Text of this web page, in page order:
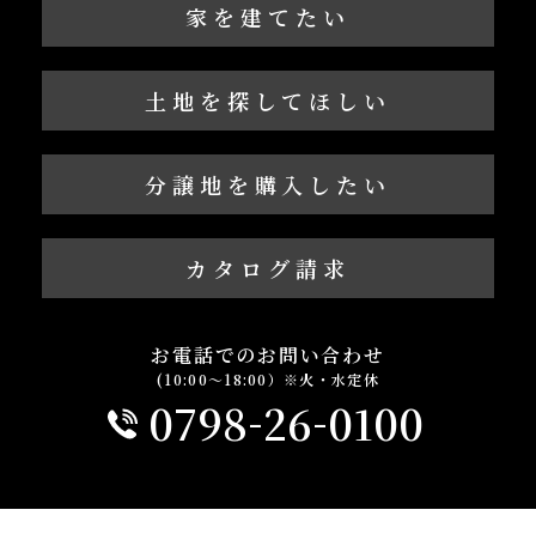
家を建てたい
土地を探してほしい
分譲地を購入したい
カタログ請求
お電話でのお問い合わせ
(10:00～18:00）※火・水定休
0798-26-0100